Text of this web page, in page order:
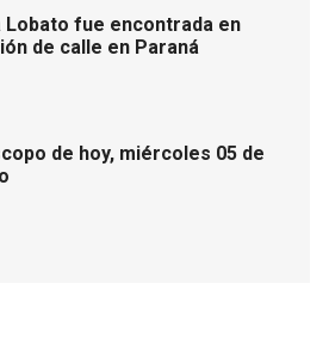
Lobato fue encontrada en
de calle en Paraná
de hoy, miércoles 05 de